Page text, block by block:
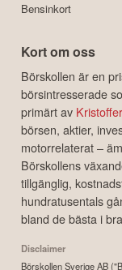
Bensinkort
Kort om oss
Börskollen är en
börsintresserade
primärt av Kristoffer
börsen, aktier,
motorrelaterat –
Börskollens
tillgänglig,
hundratusentals
bland de bästa i
Disclaimer
Börskollen Sverige AB